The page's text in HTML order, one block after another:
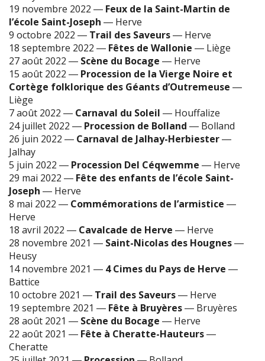
19 novembre 2022 ― Feux de la Saint-Martin de
l’école Saint-Joseph ― Herve
9 octobre 2022 ― Trail des Saveurs― Herve
18 septembre 2022 ― Fêtes de Wallonie ― Liège
27 août 2022 ― Scène du Bocage ― Herve
15 août 2022 ― Procession de la Vierge Noire et
Cortège folklorique des Géants d’Outremeuse ―
Liège
7 août 2022 ― Carnaval du Soleil ― Houffalize
24 juillet 2022 ― Procession de Bolland ― Bolland
26 juin 2022 ― Carnaval de Jalhay-Herbiester―
Jalhay
5 juin 2022 ― Procession Del Céqwemme ― Herve
29 mai 2022 ― Fête des enfants de l’école Saint-
Joseph ― Herve
8 mai 2022 ― Commémorations de l’armistice ―
Herve
18 avril 2022 ― Cavalcade de Herve ― Herve
28 novembre 2021 ― Saint-Nicolas des Hougnes―
Heusy
14 novembre 2021 ― 4 Cimes du Pays de Herve ―
Battice
10 octobre 2021 ― Trail des Saveurs― Herve
19 septembre 2021 ― Fête à Bruyères― Bruyères
28 août 2021 ― Scène du Bocage ― Herve
22 août 2021 ― Fête à Cheratte-Hauteurs―
Cheratte